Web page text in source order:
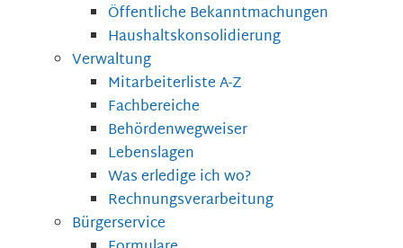
Öffentliche Bekanntmachungen
Haushaltskonsolidierung
Verwaltung
Mitarbeiterliste A-Z
Fachbereiche
Behördenwegweiser
Lebenslagen
Was erledige ich wo?
Rechnungsverarbeitung
Bürgerservice